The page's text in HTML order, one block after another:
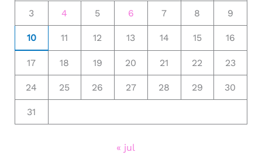
3 4 5 6 7 8 9
10 11 12 13 14 15 16
17 18 19 20 21 22 23
24 25 26 27 28 29 30
31
« jul